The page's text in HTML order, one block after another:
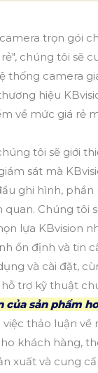
trọn gói
rẻ", chúng tôi sẽ
thống camera
hiệu
về mức giá rẻ
tôi sẽ giới
sát mà
ghi hình, phần
quan. Chúng tôi
lựa KBvision
ổn định và tin
và cài đặt,
trợ kỹ thuật
của sản phẩm
thảo luận về
khách hàng,
xuất và cung